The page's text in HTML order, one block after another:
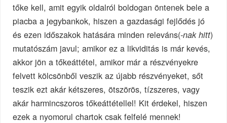
tőke kell, amit egyik oldalról boldogan öntenek bele a
piacba a jegybankok, hiszen a gazdasági fejlődés jó
és ezen időszakok hatására minden releváns(-nak hitt)
mutatószám javul; amikor ez a likviditás is már kevés,
akkor jön a tőkeáttétel, amikor már a részvényekre
felvett kölcsönből veszik az újabb részvényeket, sőt
teszik ezt akár kétszeres, ötszörös, tízszeres, vagy
akár harmincszoros tőkeáttétellel! Kit érdekel, hiszen
ezek a nyomorul chartok csak felfelé mennek!